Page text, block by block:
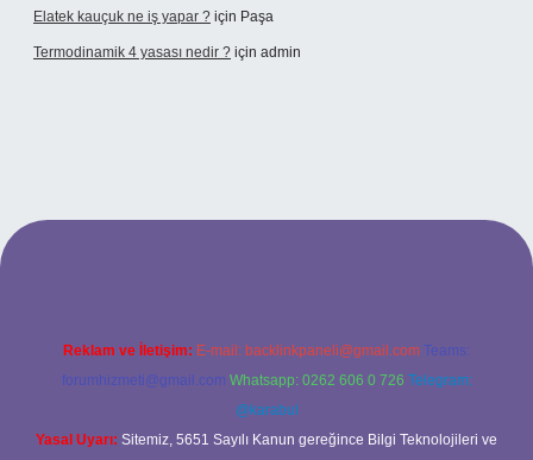
Elatek kauçuk ne iş yapar ? için Paşa
Termodinamik 4 yasası nedir ? için admin
Reklam ve İletişim: E-mail: backlinkpaneli@gmail.com Teams:
forumhizmeti@gmail.com Whatsapp: 0262 606 0 726 Telegram:
@karabul
Yasal Uyarı: Sitemiz, 5651 Sayılı Kanun gereğince Bilgi Teknolojileri ve